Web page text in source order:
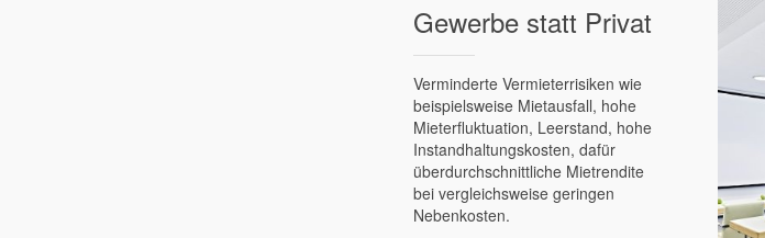
Gewerbe statt Privat
Verminderte Vermieter­risiken wie
beispielsweise Mietausfall, hohe
Mieter­fluktuation, Leerstand, hohe
Instand­haltungskosten, dafür
überdurch­schnittliche Mietrendite
bei vergleichsweise geringen
Nebenkosten.